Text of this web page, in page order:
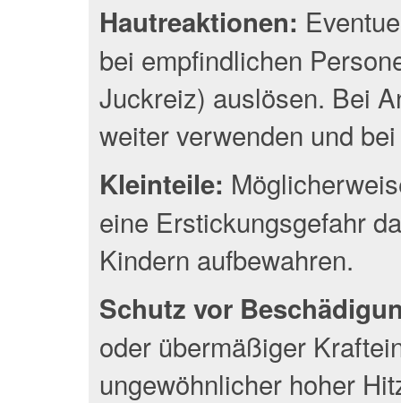
Hautreaktionen:
bei empfindlichen
Juckreiz) auslösen. Bei
weiter verwenden und
Kleinteile:
eine Erstickungsgefahr
Kindern aufbewahren.
Schutz vor
oder übermäßiger
ungewöhnlicher hoher